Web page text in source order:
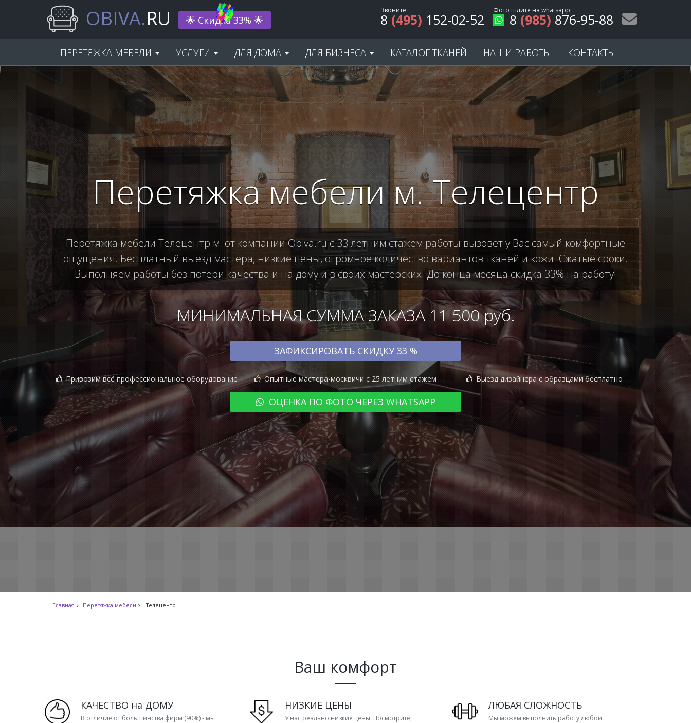
OBIVA.RU Нам 33 года! 🎂
Звоните:
8 (495) 152-02-52
Фото шлите на whatsapp:
8 (985) 876-95-88
ПЕРЕТЯЖКА МЕБЕЛИ УСЛУГИ ДЛЯ ДОМА ДЛЯ БИЗНЕСА КАТАЛОГ ТКАНЕЙ НАШИ РАБОТЫ КОНТАКТЫ
Перетяжка мебели м. Телецентр
Перетяжка мебели Телецентр м. от компании Obiva.ru с 33 летним стажем работы вызовет у Вас самый комфортные
ощущения. Бесплатный выезд мастера, низкие цены, огромное количество вариантов тканей и кожи. Сжатые сроки.
Выполняем работы без потери качества и на дому и в своих мастерских. До конца месяца скидка 33% на работу!
МИНИМАЛЬНАЯ СУММА ЗАКАЗА 11 500 руб.
ЗАФИКСИРОВАТЬ СКИДКУ 33 %
Привозим всё профессиональное оборудование Опытные мастера-москвичи с 25 летним стажем Выезд дизайнера с образцами бесплатно
ОЦЕНКА ПО ФОТО ЧЕРЕЗ WHATSAPP
Главная Перетяжка мебели Телецентр
Ваш комфорт
КАЧЕСТВО на ДОМУ
В отличие от большинства фирм (90%) - мы
НИЗКИЕ ЦЕНЫ
У нас реально низкие цены. Посмотрите,
ЛЮБАЯ СЛОЖНОСТЬ
Мы можем выполнить работу любой